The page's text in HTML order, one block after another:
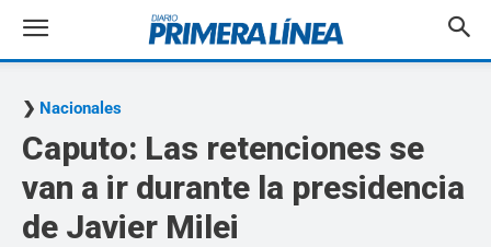
Nacionales
Caputo: Las retenciones se
van a ir durante la presidencia
de Javier Milei